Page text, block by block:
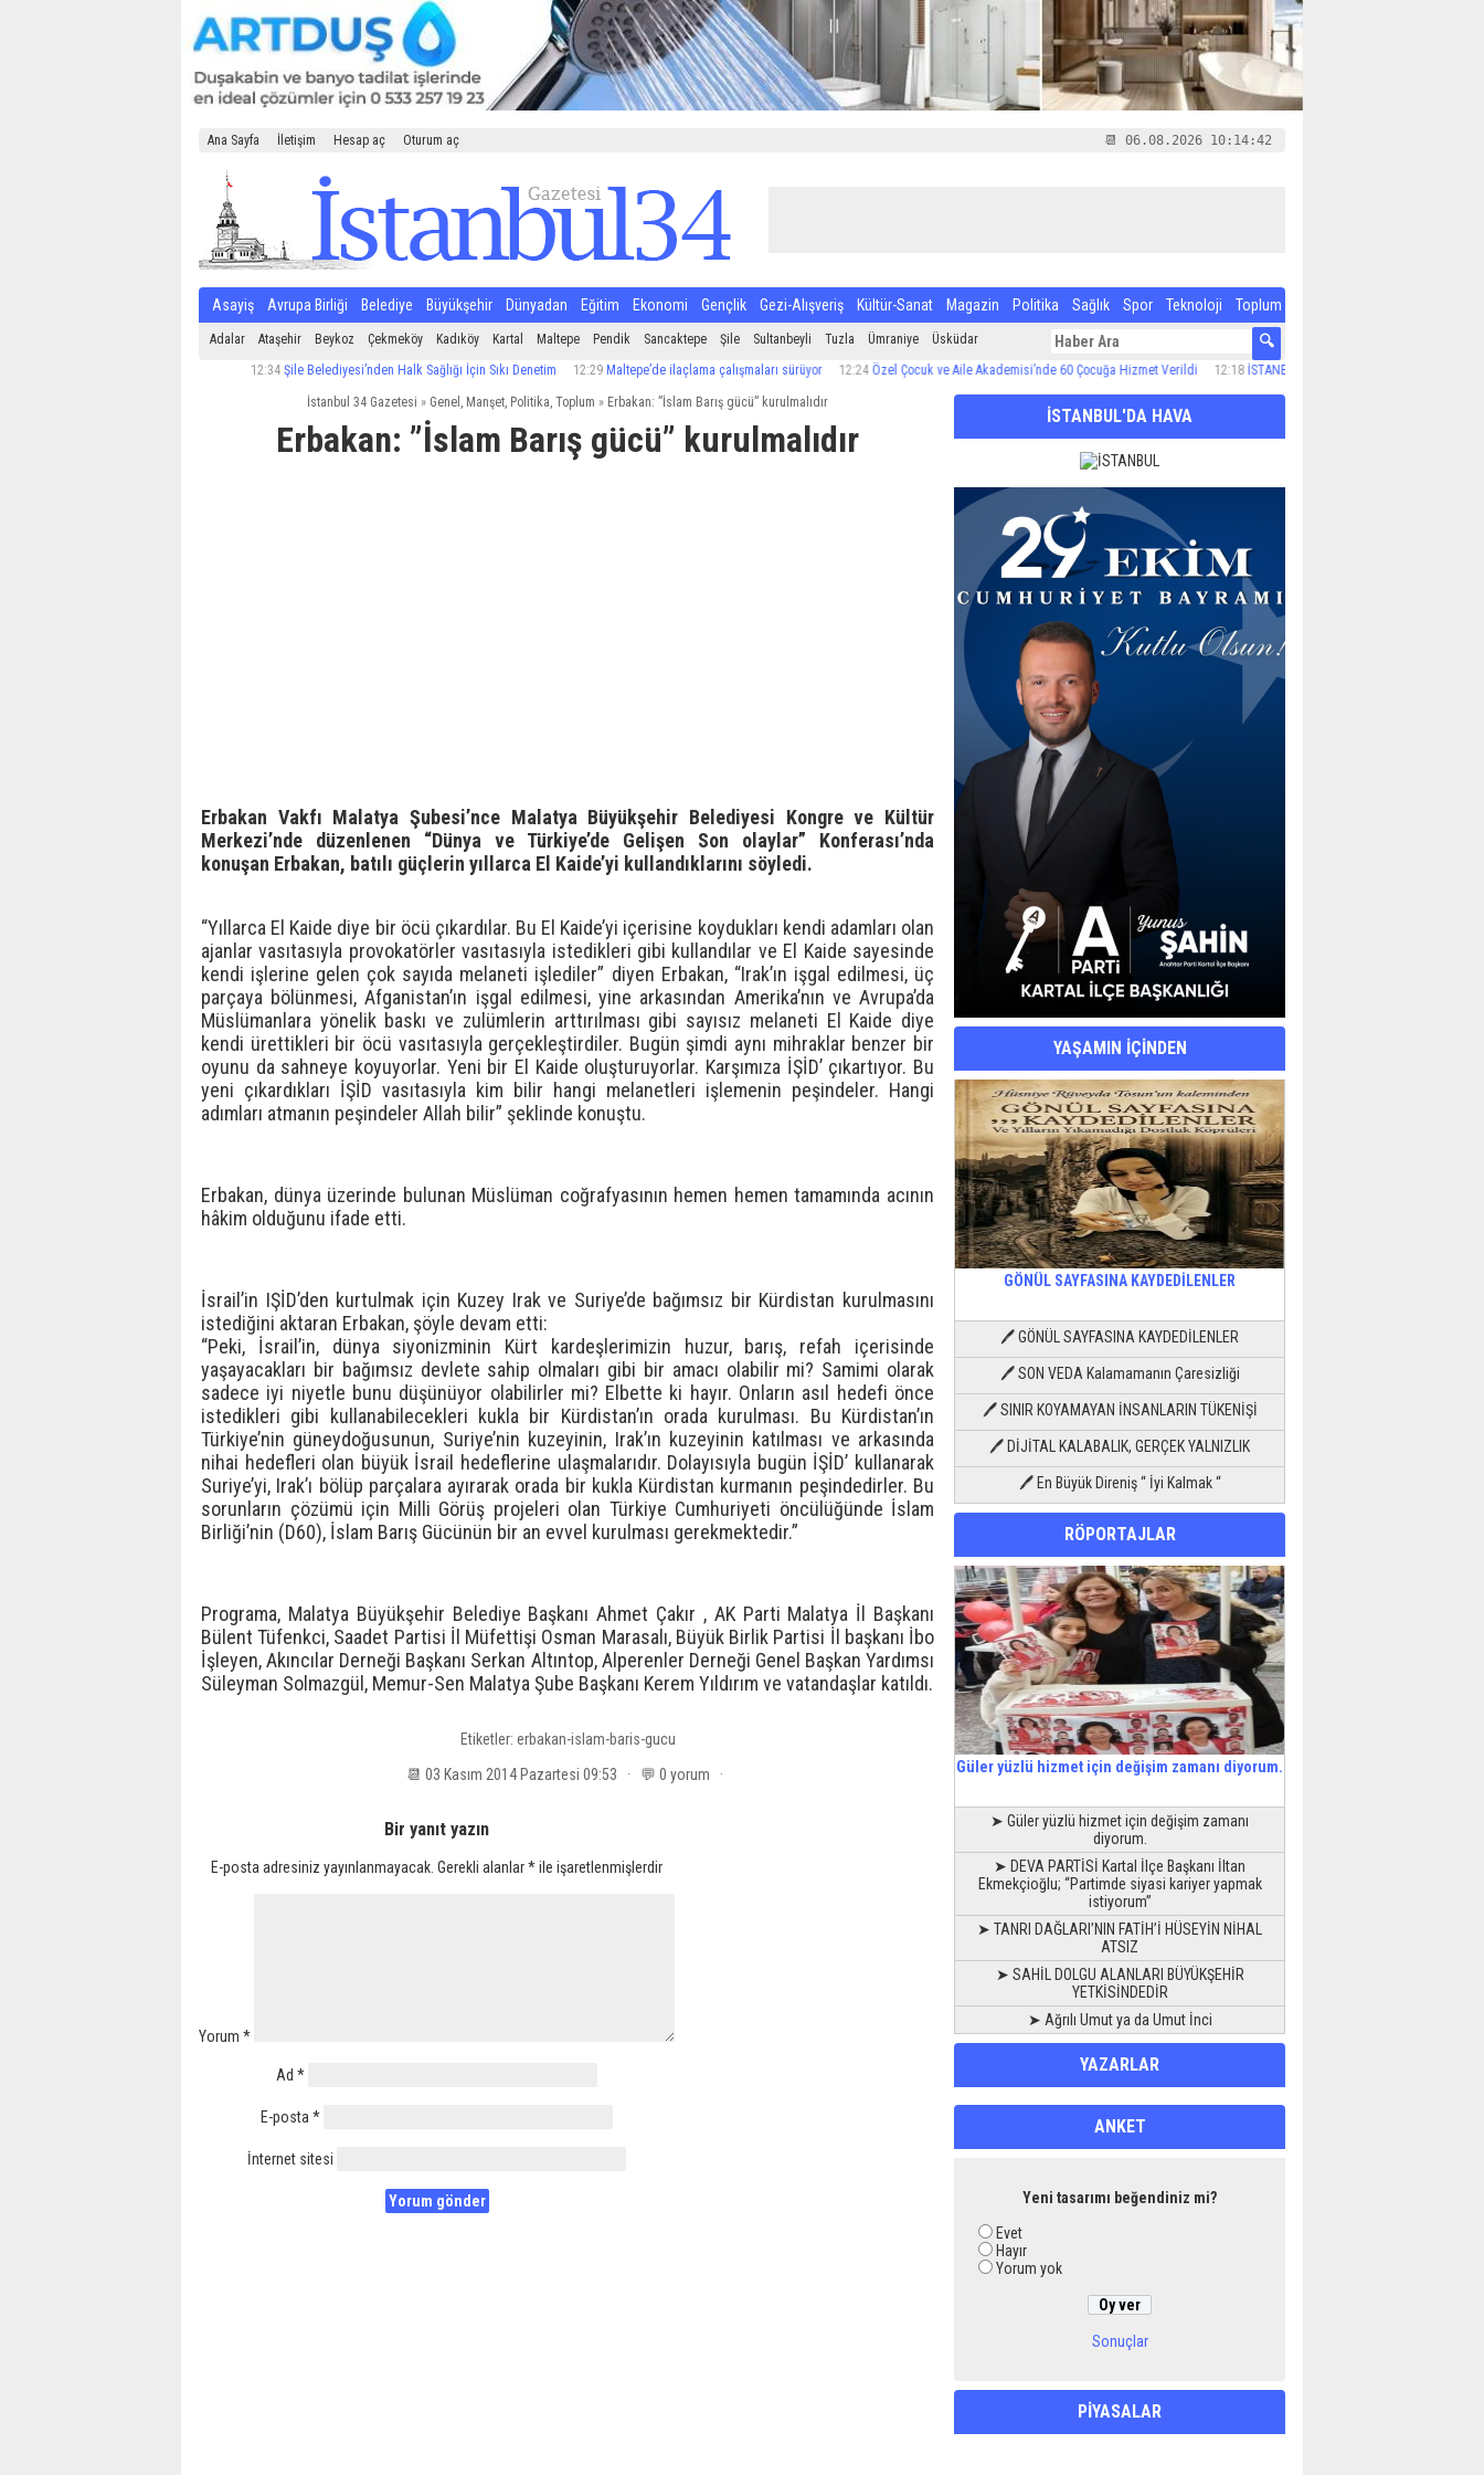
Ana Sayfa İletişim Hesap aç Oturum aç 📆 06.08.2026 10:14:43
Asayiş Avrupa Birliği Belediye Büyükşehir Dünyadan Eğitim Ekonomi Gençlik Gezi-Alışveriş Kültür-Sanat Magazin Politika Sağlık Spor Teknoloji Toplum
Adalar Ataşehir Beykoz Çekmeköy Kadıköy Kartal Maltepe Pendik Sancaktepe Şile Sultanbeyli Tuzla Ümraniye
Üsküdar
Şile Belediyesi’nden Halk Sağlığı İçin Sıkı Denetim 12:29 Maltepe’de ilaçlama çalışmaları sürüyor 12:24 Özel Çocuk ve Aile Akademisi’nde 60 Çocuğa Hizmet Verildi 12:18 İSTANBULLU YEŞİL ALAN PROJELERİNE OY VERDİ
İstanbul 34 Gazetesi » Genel , Manşet, Politika, Toplum » Erbakan: ”İslam Barış gücü” kurulmalıdır
Erbakan: ”İslam Barış gücü” kurulmalıdır
Erbakan Vakfı Malatya Şubesi’nce Malatya Büyükşehir Belediyesi Kongre ve Kültür
Merkezi’nde düzenlenen “Dünya ve Türkiye’de Gelişen Son olaylar” Konferası’nda
konuşan Erbakan, batılı güçlerin yıllarca El Kaide’yi kullandıklarını söyledi.
“Yıllarca El Kaide diye bir öcü çıkardılar. Bu El Kaide’yi içerisine koydukları kendi adamları olan
ajanlar vasıtasıyla provokatörler vasıtasıyla istedikleri gibi kullandılar ve El Kaide sayesinde
kendi işlerine gelen çok sayıda melaneti işlediler” diyen Erbakan, “Irak’ın işgal edilmesi, üç
parçaya bölünmesi, Afganistan’ın işgal edilmesi, yine arkasından Amerika’nın ve Avrupa’da
Müslümanlara yönelik baskı ve zulümlerin arttırılması gibi sayısız melaneti El Kaide diye
kendi ürettikleri bir öcü vasıtasıyla gerçekleştirdiler. Bugün şimdi aynı mihraklar benzer bir
oyunu da sahneye koyuyorlar. Yeni bir El Kaide oluşturuyorlar. Karşımıza İŞİD’ çıkartıyor. Bu
yeni çıkardıkları İŞİD vasıtasıyla kim bilir hangi melanetleri işlemenin peşindeler. Hangi
adımları atmanın peşindeler Allah bilir” şeklinde konuştu.
Erbakan, dünya üzerinde bulunan Müslüman coğrafyasının hemen hemen tamamında acının
hâkim olduğunu ifade etti.
İsrail’in IŞİD’den kurtulmak için Kuzey Irak ve Suriye’de bağımsız bir Kürdistan kurulmasını
istediğini aktaran Erbakan, şöyle devam etti:
“Peki, İsrail’in, dünya siyonizminin Kürt kardeşlerimizin huzur, barış, refah içerisinde
yaşayacakları bir bağımsız devlete sahip olmaları gibi bir amacı olabilir mi? Samimi olarak
sadece iyi niyetle bunu düşünüyor olabilirler mi? Elbette ki hayır. Onların asıl hedefi önce
istedikleri gibi kullanabilecekleri kukla bir Kürdistan’ın orada kurulması. Bu Kürdistan’ın
Türkiye’nin güneydoğusunun, Suriye’nin kuzeyinin, Irak’ın kuzeyinin katılması ve arkasında
nihai hedefleri olan büyük İsrail hedeflerine ulaşmalarıdır. Dolayısıyla bugün İŞİD’ kullanarak
Suriye’yi, Irak’ı bölüp parçalara ayırarak orada bir kukla Kürdistan kurmanın peşindedirler. Bu
sorunların çözümü için Milli Görüş projeleri olan Türkiye Cumhuriyeti öncülüğünde İslam
Birliği’nin (D60), İslam Barış Gücünün bir an evvel kurulması gerekmektedir.”
Programa, Malatya Büyükşehir Belediye Başkanı Ahmet Çakır , AK Parti Malatya İl Başkanı
Bülent Tüfenkci, Saadet Partisi İl Müfettişi Osman Marasalı, Büyük Birlik Partisi İl başkanı İbo
İşleyen, Akıncılar Derneği Başkanı Serkan Altıntop, Alperenler Derneği Genel Başkan Yardımsı
Süleyman Solmazgül, Memur-Sen Malatya Şube Başkanı Kerem Yıldırım ve vatandaşlar katıldı.
Etiketler: erbakan-islam-baris-gucu
📆 03 Kasım 2014 Pazartesi 09:53 · 💬 0 yorum ·
Bir yanıt yazın
E-posta adresiniz yayınlanmayacak. Gerekli alanlar*ile işaretlenmişlerdir
Yorum *
Ad *
E-posta *
İnternet sitesi
İSTANBUL'DA HAVA
YAŞAMIN İÇİNDEN
GÖNÜL SAYFASINA KAYDEDİLENLER
🖊 GÖNÜL SAYFASINA KAYDEDİLENLER
🖊 SON VEDA Kalamamanın Çaresizliği
🖊 SINIR KOYAMAYAN İNSANLARIN TÜKENİŞİ
🖊 DİJİTAL KALABALIK, GERÇEK YALNIZLIK
🖊 En Büyük Direniş “ İyi Kalmak “
RÖPORTAJLAR
Güler yüzlü hizmet için değişim zamanı diyorum.
➤ Güler yüzlü hizmet için değişim zamanı
diyorum.
➤ DEVA PARTİSİ Kartal İlçe Başkanı İltan
Ekmekçioğlu; “Partimde siyasi kariyer yapmak
istiyorum”
➤ TANRI DAĞLARI’NIN FATİH’İ HÜSEYİN NİHAL
ATSIZ
➤ SAHİL DOLGU ALANLARI BÜYÜKŞEHİR
YETKİSİNDEDİR
➤ Ağrılı Umut ya da Umut İnci
YAZARLAR
ANKET
Yeni tasarımı beğendiniz mi?
Evet
Hayır
Yorum yok
Sonuçlar
PİYASALAR